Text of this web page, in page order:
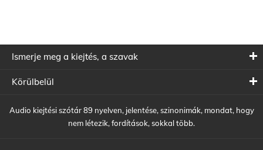
Ismerje meg a kiejtés, a szavak
Körülbelül
Audio kiejtési szótár 89 nyelven, jelentése, szinonimák, mondat, hogy
nem létezik, fordítások, sokkal több.